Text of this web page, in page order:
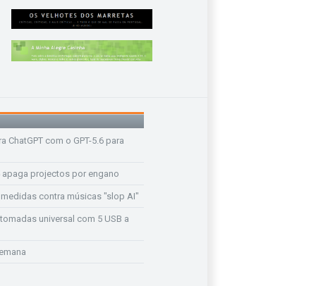
ChatGPT com o GPT-5.6 para
apaga projectos por engano
contra músicas "slop AI"
universal com 5 USB a